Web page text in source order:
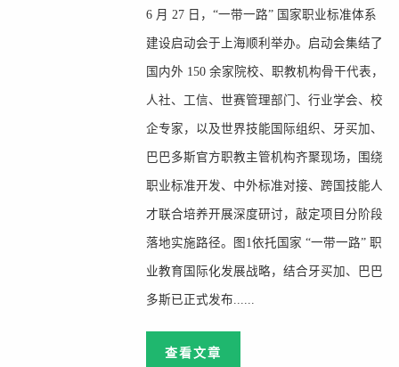
6 月 27 日，“一带一路” 国家职业标准体系
建设启动会于上海顺利举办。启动会集结了
国内外 150 余家院校、职教机构骨干代表，
人社、工信、世赛管理部门、行业学会、校
企专家，以及世界技能国际组织、牙买加、
巴巴多斯官方职教主管机构齐聚现场，围绕
职业标准开发、中外标准对接、跨国技能人
才联合培养开展深度研讨，敲定项目分阶段
落地实施路径。图1依托国家 “一带一路” 职
业教育国际化发展战略，结合牙买加、巴巴
多斯已正式发布......
查看文章